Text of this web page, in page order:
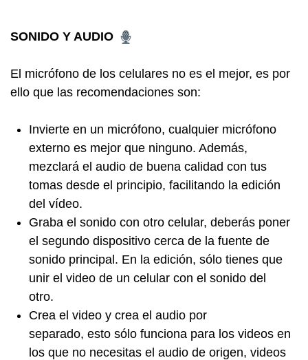
SONIDO Y AUDIO
El micrófono de los celulares no es el mejor, es por
ello que las recomendaciones son:
Invierte en un micrófono, cualquier micrófono
externo es mejor que ninguno. Además,
mezclará el audio de buena calidad con tus
tomas desde el principio, facilitando la edición
del vídeo.
Graba el sonido con otro celular, deberás poner
el segundo dispositivo cerca de la fuente de
sonido principal. En la edición, sólo tienes que
unir el video de un celular con el sonido del
otro.
Crea el video y crea el audio por
separado, esto sólo funciona para los videos en
los que no necesitas el audio de origen, videos